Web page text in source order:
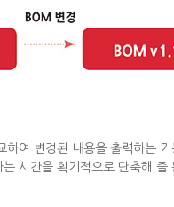
여 변경된 내용을 출력하는 기
시간을 획기적으로 단축해 줄